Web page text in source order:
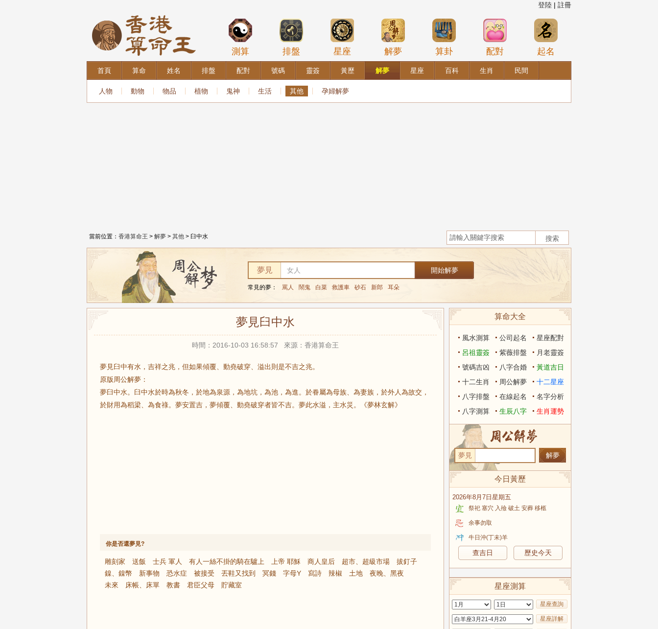
登陸 | 註冊
測算 排盤 星座 解夢 算卦 配對 起名
首頁 算命 姓名 排盤 配對 號碼 靈簽 黃歷 解夢 星座 百科 生肖 民間
人物 動物 物品 植物 鬼神 生活 其他 孕婦解夢
當前位置： 香港算命王 > 解夢 > 其他 > 臼中水
夢見
常見的夢： 罵人 鬧鬼 白菜 救護車 砂石 新郎 耳朵
夢見臼中水
時間：2016-10-03 16:58:57 來源：香港算命王
夢見臼中有水，吉祥之兆，但如果傾覆、動堯破穿、溢出則是不吉之兆。
原版周公解夢：
夢臼中水。臼中水於時為秋冬，於地為泉源，為地坑，為池，為進。於眷屬為母族、為妻族，於外人為故交，
於財用為稻梁、為食祿。夢安置吉，夢傾覆、動堯破穿者皆不吉。夢此水溢，主水災。《夢林玄解》
你是否還夢見?
雕刻家 送飯 士兵 軍人 有人一絲不掛的騎在驢上 上帝 耶穌 商人皇后 超市、超級市場
拔釘子
鎳、鎳幣
新事物 恐水症 被接受 丟鞋又找到 冥錢 字母Y 寫詩 辣椒 土地
夜晚、黑夜
未來
床帳、床單 教書 君臣父母 貯藏室
算命大全
風水測算 公司起名
星座配對
呂祖靈簽
紫薇排盤
月老靈簽
號碼吉凶
八字合婚
黃道吉日
十二生肖
周公解夢
十二星座
八字排盤
在線起名
名字分析
八字測算
生辰八字 生肖運勢
夢見
今日黃歷
2026年8月7日星期五
祭祀 塞穴 入殮 破土 安葬 移柩
余事勿取
牛日沖(丁未)羊
查吉日 歷史今天
星座測算
星座查詢
星座詳解